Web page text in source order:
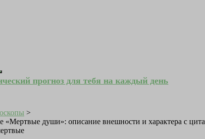
прогноз для тебя на каждый день
>
«Мертвые души»: описание внешности и характера с